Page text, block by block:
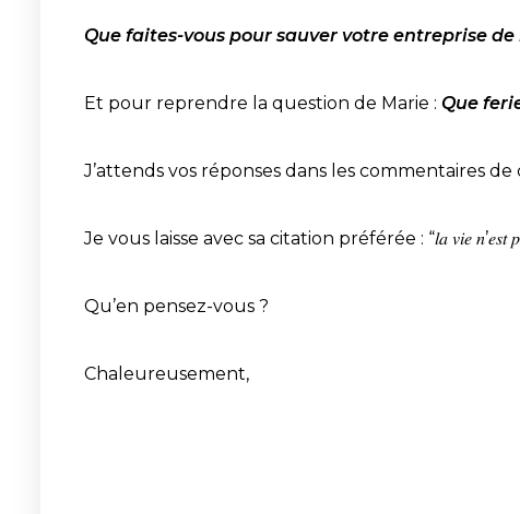
Que faites-vous pour sauver votre entreprise
Et pour reprendre la question de Marie : Que
J’attends vos réponses dans les commentaires
Je vous laisse avec sa citation préférée : “𝑙𝑎 𝑣𝑖𝑒 𝑛’𝑒𝑠𝑡 𝑝𝑎𝑠
Qu’en pensez-vous ?
Chaleureusement,